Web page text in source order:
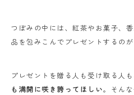
つぼみの中には、紅茶やお菓子、
品を包みこんでプレゼントするのが
プレゼントを贈る人も受け取る人も
も満開に咲き誇ってほしい。そん